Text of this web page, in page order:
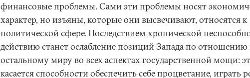
финансовые проблемы. Сами эти проблемы носят
характер, но изъяны, которые они высвечивают, относятся к
политической сфере. Последствием хронической
действию станет ослабление позиций Запада по отношению
остальному миру во всех аспектах государственной мощи:
касается способности обеспечить себе процветание, играть